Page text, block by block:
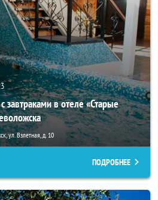
в отеле «Старые
ул. Взлетная, д. 10
ПОДРОБНЕЕ